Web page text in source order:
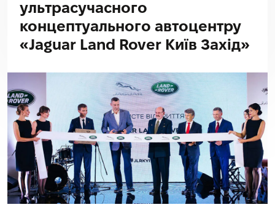
ультрасучасного
концептуального автоцентру
«Jaguar Land Rover Київ Захід»